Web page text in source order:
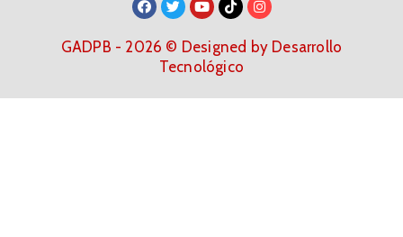
GADPB - 2026 © Designed by Desarrollo
Tecnológico